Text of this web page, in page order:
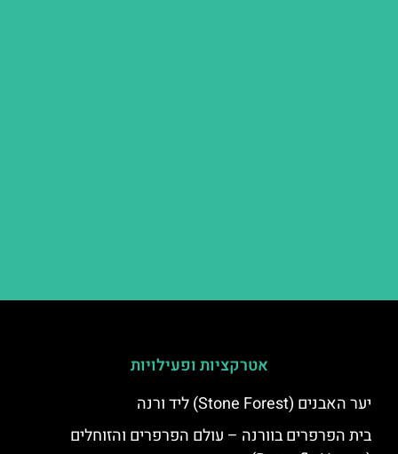
אטרקציות ופעילויות
יער האבנים (Stone Forest) ליד ורנה
בית הפרפרים בוורנה – עולם הפרפרים והזוחלים